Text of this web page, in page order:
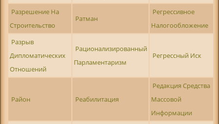
Разрешение На
Строительство
Ратман
Регрессивное
Налогообложение
Разрыв
Дипломатических
Отношений
Рационализированный
Парламентаризм
Регрессный Иск
Район Реабилитация
Редакция Средства
Массовой
Информации